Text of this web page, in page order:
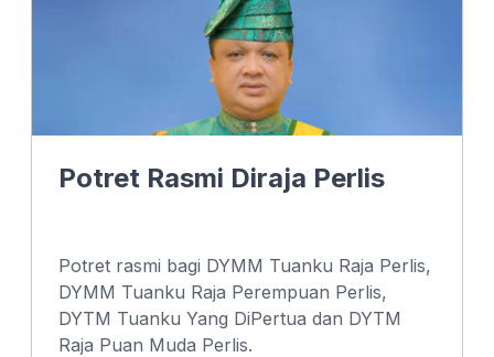
Potret Rasmi Diraja Perlis
Potret rasmi bagi DYMM Tuanku Raja Perlis,
DYMM Tuanku Raja Perempuan Perlis,
DYTM Tuanku Yang DiPertua dan DYTM
Raja Puan Muda Perlis.